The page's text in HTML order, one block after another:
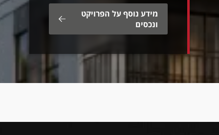
מידע נוסף על הפרויקט
ונכסים